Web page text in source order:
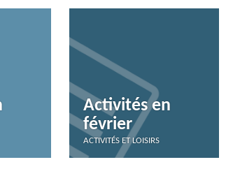
Activités en
février
ACTIVITÉS ET LOISIRS